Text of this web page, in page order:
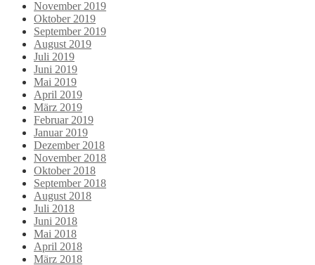
November 2019
Oktober 2019
September 2019
August 2019
Juli 2019
Juni 2019
Mai 2019
April 2019
März 2019
Februar 2019
Januar 2019
Dezember 2018
November 2018
Oktober 2018
September 2018
August 2018
Juli 2018
Juni 2018
Mai 2018
April 2018
März 2018